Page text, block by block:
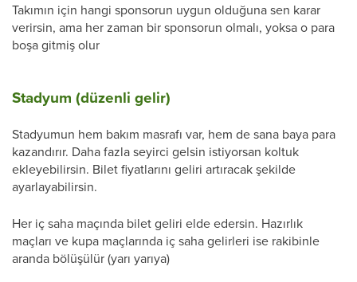
Takımın için hangi sponsorun uygun olduğuna sen karar
verirsin, ama her zaman bir sponsorun olmalı, yoksa o para
boşa gitmiş olur
Stadyum (düzenli gelir)
Stadyumun hem bakım masrafı var, hem de sana baya para
kazandırır. Daha fazla seyirci gelsin istiyorsan koltuk
ekleyebilirsin. Bilet fiyatlarını geliri artıracak şekilde
ayarlayabilirsin.
Her iç saha maçında bilet geliri elde edersin. Hazırlık
maçları ve kupa maçlarında iç saha gelirleri ise rakibinle
aranda bölüşülür (yarı yarıya)